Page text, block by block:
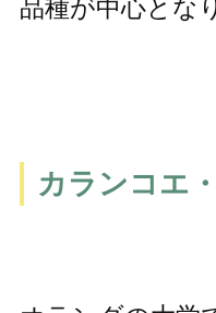
品種が中心とな
カランコエ